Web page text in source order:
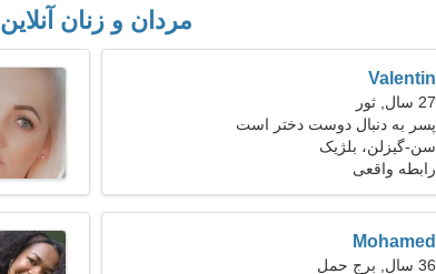
مردان و زنان آنلاین
Valentin
27 سال, ثور
پسر به دنبال دوست دختر است
سن-گیزلن، بلژیک
رابطه واقعی
Mohamed
36 سال, برج حمل